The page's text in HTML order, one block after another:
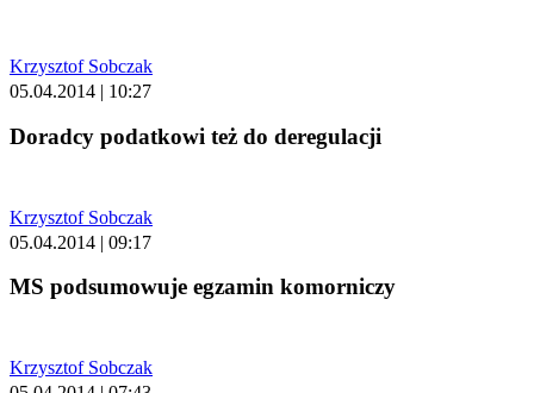
Krzysztof Sobczak
05.04.2014 | 10:27
Doradcy podatkowi też do deregulacji
Krzysztof Sobczak
05.04.2014 | 09:17
MS podsumowuje egzamin komorniczy
Krzysztof Sobczak